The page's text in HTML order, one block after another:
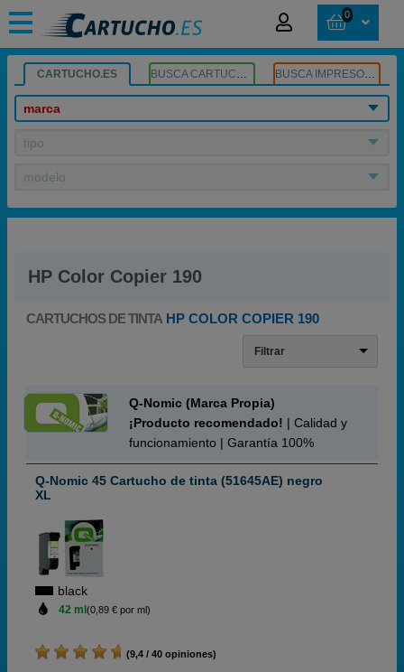
0
CARTUCHO.ES BUSCA CARTUCHOS BUSCA IMPRESORA
marca
tipo
modelo
HP Color Copier 190
CARTUCHOS DE TINTA HP COLOR COPIER 190
Filtrar
Q-Nomic (Marca Propia)
¡Producto recomendado! | Calidad y
funcionamiento | Garantía 100%
Q-Nomic 45 Cartucho de tinta (51645AE) negro
XL
black
42 ml (0,89 € por ml)
(9,4 / 40 opiniones)